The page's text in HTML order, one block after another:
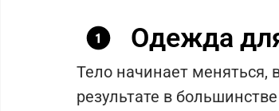
Одежда
Тело начинает меняться,
результате в